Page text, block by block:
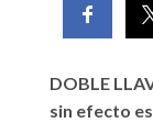
DOBLE
sin efecto